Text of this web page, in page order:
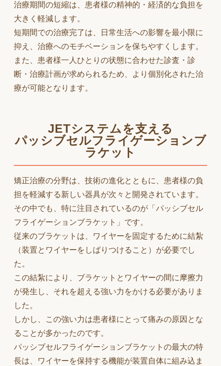
治療期間の短縮は、患者様の精神的・経済的な負担を
大きく軽減します。
短期間での治療完了は、日常生活への影響を最小限に
抑え、治療へのモチベーションを保ちやすくします。
また、患者様一人ひとりの状態に合わせた診査・診
断・治療計画が求められるため、より個別化された治
療が可能となります。
JETシステムを支える
パッシブセルフライゲーションブ
ラケット
矯正治療の分野は、技術の進化とともに、患者様の負
担を軽減する新しい器具が次々と開発されています。
その中でも、特に注目されているのが「パッシブセル
フライゲーションブラケット」です。
従来のブラケットは、ワイヤーを固定するために結紮
（装置とワイヤーをしばりつけること）が必要でし
た。
この結紮により、ブラケットとワイヤーの間に摩擦力
が発生し、それを超える強い力をかける必要がありま
した。
しかし、この強い力は患者様にとって痛みの原因とな
ることが多かったのです。
パッシブセルフライゲーションブラケットの最大の特
長は、ワイヤーを保持する機能が装置自体に組み込ま